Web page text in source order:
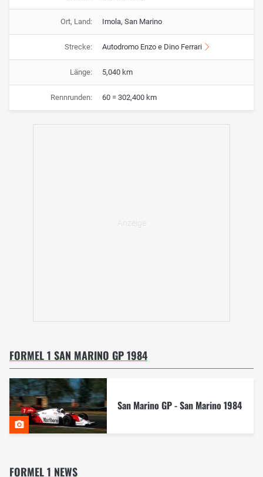
Ort, Land: Imola, San Marino
Strecke: Autodromo Enzo e Dino Ferrari
Länge: 5,040 km
Rennrunden: 60 = 302,400 km
FORMEL 1 SAN MARINO GP 1984
San Marino GP - San Marino 1984
FORMEL 1 NEWS